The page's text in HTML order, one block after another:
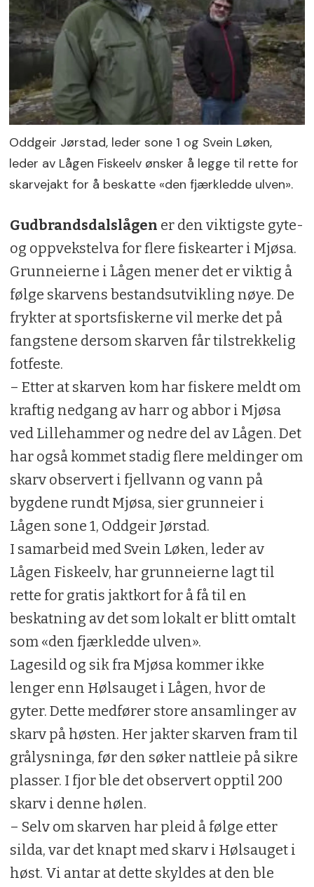
Oddgeir Jørstad, leder sone 1 og Svein Løken,
leder av Lågen Fiskeelv ønsker å legge til rette for
skarvejakt for å beskatte «den fjærkledde ulven».
Gudbrandsdalslågen er den viktigste gyte-
og oppvekstelva for flere fiskearter i Mjøsa.
Grunneierne i Lågen mener det er viktig å
følge skarvens bestandsutvikling nøye. De
frykter at sportsfiskerne vil merke det på
fangstene dersom skarven får tilstrekkelig
fotfeste.
– Etter at skarven kom har fiskere meldt om
kraftig nedgang av harr og abbor i Mjøsa
ved Lillehammer og nedre del av Lågen. Det
har også kommet stadig flere meldinger om
skarv observert i fjellvann og vann på
bygdene rundt Mjøsa, sier grunneier i
Lågen sone 1, Oddgeir Jørstad.
I samarbeid med Svein Løken, leder av
Lågen Fiskeelv, har grunneierne lagt til
rette for gratis jaktkort for å få til en
beskatning av det som lokalt er blitt omtalt
som «den fjærkledde ulven».
Lagesild og sik fra Mjøsa kommer ikke
lenger enn Hølsauget i Lågen, hvor de
gyter. Dette medfører store ansamlinger av
skarv på høsten. Her jakter skarven fram til
grålysninga, før den søker nattleie på sikre
plasser. I fjor ble det observert opptil 200
skarv i denne hølen.
– Selv om skarven har pleid å følge etter
silda, var det knapt med skarv i Hølsauget i
høst. Vi antar at dette skyldes at den ble